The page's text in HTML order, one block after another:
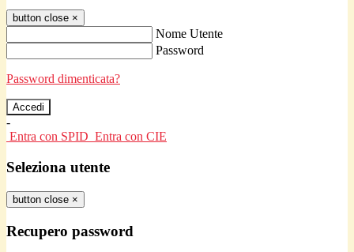
button close ×
Nome Utente
Password
Password dimenticata?
-
Entra con SPID Entra con CIE
Seleziona utente
button close ×
Recupero password